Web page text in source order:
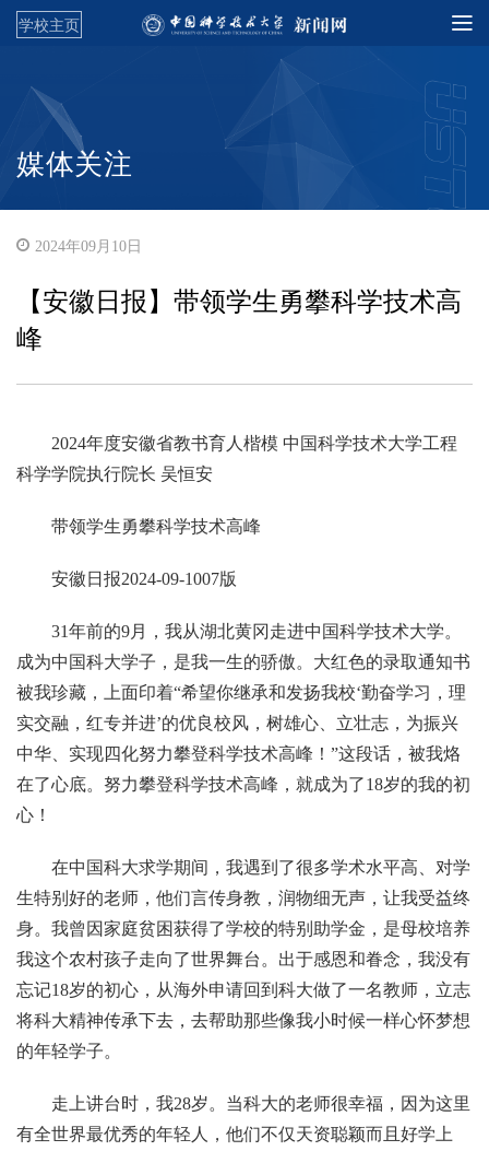
学校主页
媒体关注
2024年09月10日
【安徽日报】带领学生勇攀科学技术高
峰
2024年度安徽省教书育人楷模 中国科学技术大学工程
科学学院执行院长 吴恒安
带领学生勇攀科学技术高峰
安徽日报2024-09-1007版
31年前的9月，我从湖北黄冈走进中国科学技术大学。
成为中国科大学子，是我一生的骄傲。大红色的录取通知书
被我珍藏，上面印着“希望你继承和发扬我校‘勤奋学习，理
实交融，红专并进’的优良校风，树雄心、立壮志，为振兴
中华、实现四化努力攀登科学技术高峰！”这段话，被我烙
在了心底。努力攀登科学技术高峰，就成为了18岁的我的初
心！
在中国科大求学期间，我遇到了很多学术水平高、对学
生特别好的老师，他们言传身教，润物细无声，让我受益终
身。我曾因家庭贫困获得了学校的特别助学金，是母校培养
我这个农村孩子走向了世界舞台。出于感恩和眷念，我没有
忘记18岁的初心，从海外申请回到科大做了一名教师，立志
将科大精神传承下去，去帮助那些像我小时候一样心怀梦想
的年轻学子。
走上讲台时，我28岁。当科大的老师很幸福，因为这里
有全世界最优秀的年轻人，他们不仅天资聪颖而且好学上